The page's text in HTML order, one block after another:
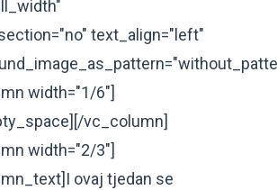
text_align="left"
width="1/6"]
vc_column]
width="2/3"]
ovaj tjedan se